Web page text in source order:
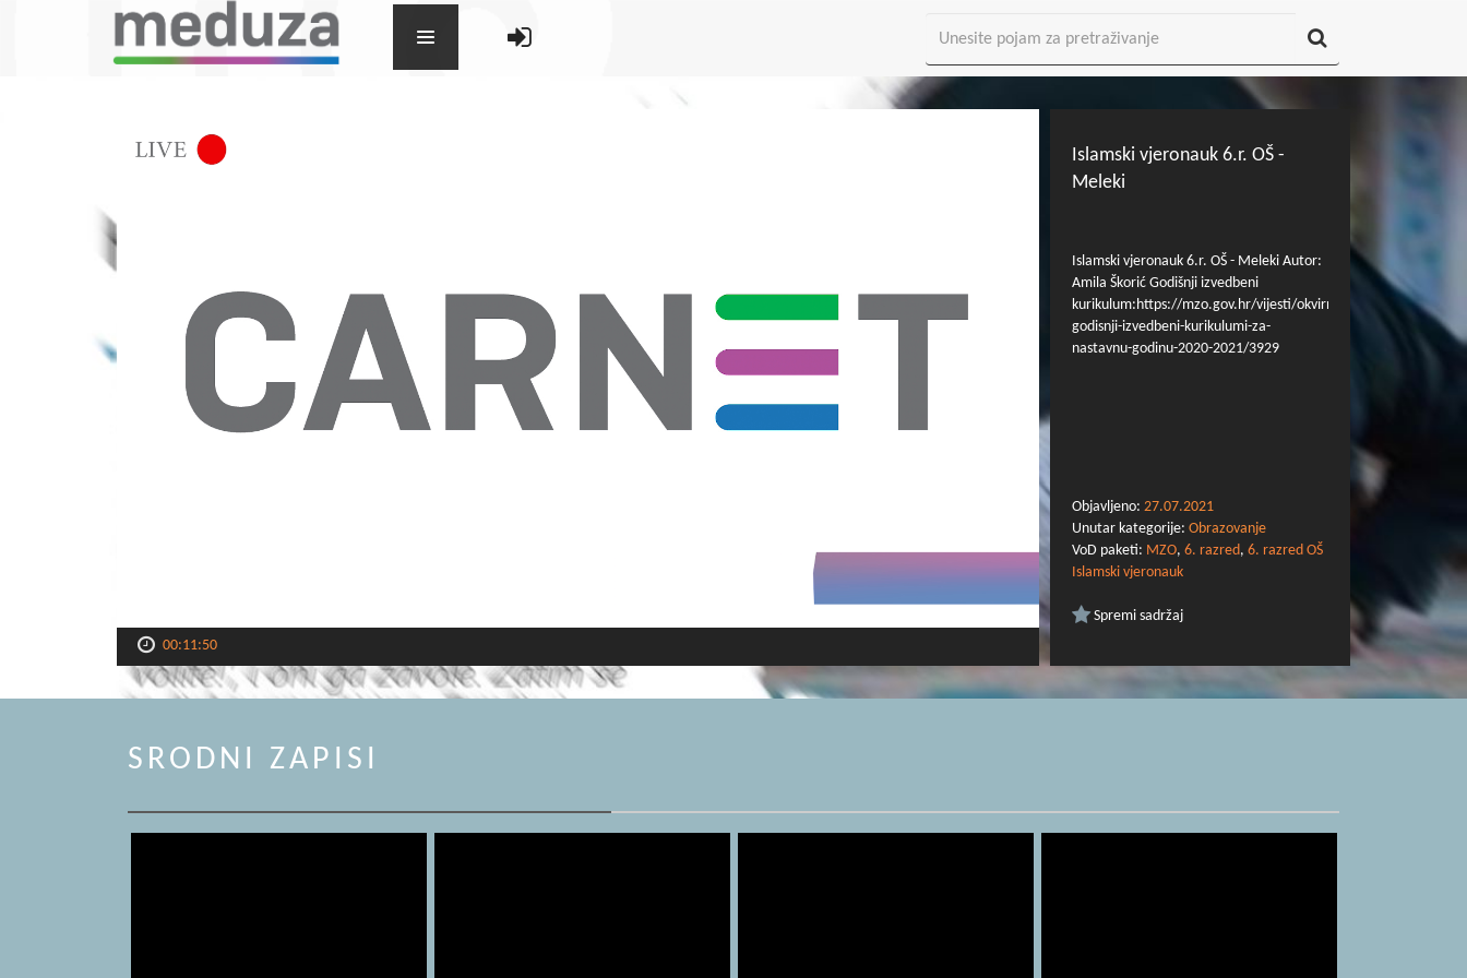
00:11:50
Islamski vjeronauk 6.r. OŠ -
Meleki
Islamski vjeronauk 6.r. OŠ - Meleki Autor:
Amila Škorić Godišnji izvedbeni
kurikulum:https://mzo.gov.hr/vijesti/okvirni-
godisnji-izvedbeni-kurikulumi-za-
nastavnu-godinu-2020-2021/3929
Objavljeno: 27.07.2021
Unutar kategorije: Obrazovanje
VoD paketi: MZO, 6. razred, 6. razred OŠ
Islamski vjeronauk
Spremi sadržaj
SRODNI ZAPISI